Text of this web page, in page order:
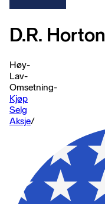
D.R. Horton
Høy-
Lav-
Omsetning-
Kjøp
Selg
Aksje/